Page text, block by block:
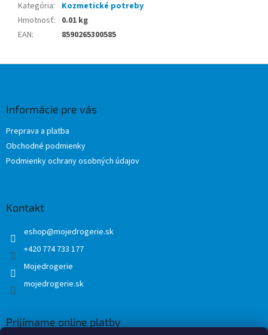
Kategória:
Kozmetické potreby
Hmotnosť: 0.01 kg
EAN: 8590265300585
Informácie pre vás
Preprava a platba
Obchodné podmienky
Podmienky ochrany osobných údajov
Kontakt
eshop@mojedrogerie.sk
+420 774 733 177
Mojedrogerie
mojedrogerie.sk
Prijímame online platby